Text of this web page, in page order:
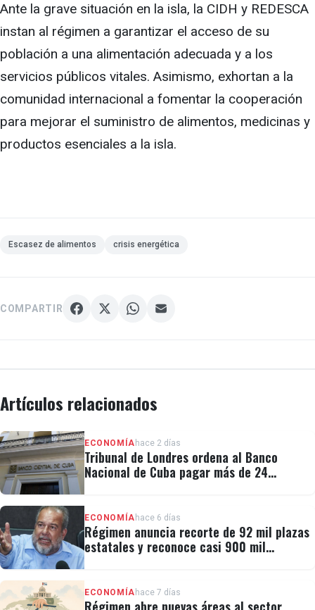
Ante la grave situación en la isla, la CIDH y REDESCA
instan al régimen a garantizar el acceso de su
población a una alimentación adecuada y a los
servicios públicos vitales. Asimismo, exhortan a la
comunidad internacional a fomentar la cooperación
para mejorar el suministro de alimentos, medicinas y
productos esenciales a la isla.
Escasez de alimentos crisis energética
COMPARTIR
Artículos relacionados
ECONOMÍA hace 2 días
Tribunal de Londres ordena al Banco
Nacional de Cuba pagar más de 24
ECONOMÍA hace 6 días
Régimen anuncia recorte de 92 mil plazas
estatales y reconoce casi 900 mil
ECONOMÍA hace 7 días